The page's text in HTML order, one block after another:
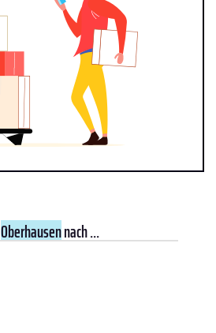
Oberhausennach ...